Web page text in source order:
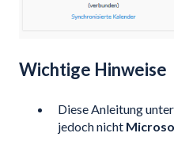
Wichtige Hinweise
Diese Anleitung
jedoch nicht